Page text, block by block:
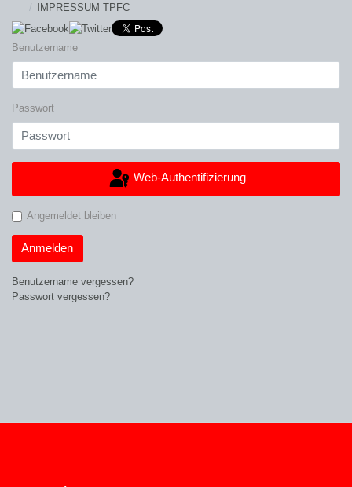
IMPRESSUM TPFC
Benutzername
Passwort
Web-Authentifizierung
Angemeldet bleiben
Anmelden
Benutzername vergessen?
Passwort vergessen?